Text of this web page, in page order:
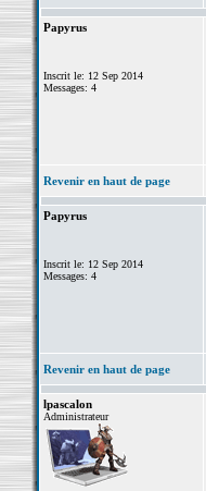
Papyrus
Inscrit le: 12 Sep 2014
Messages: 4
Revenir en haut de page
Papyrus
Inscrit le: 12 Sep 2014
Messages: 4
Revenir en haut de page
lpascalon
Administrateur